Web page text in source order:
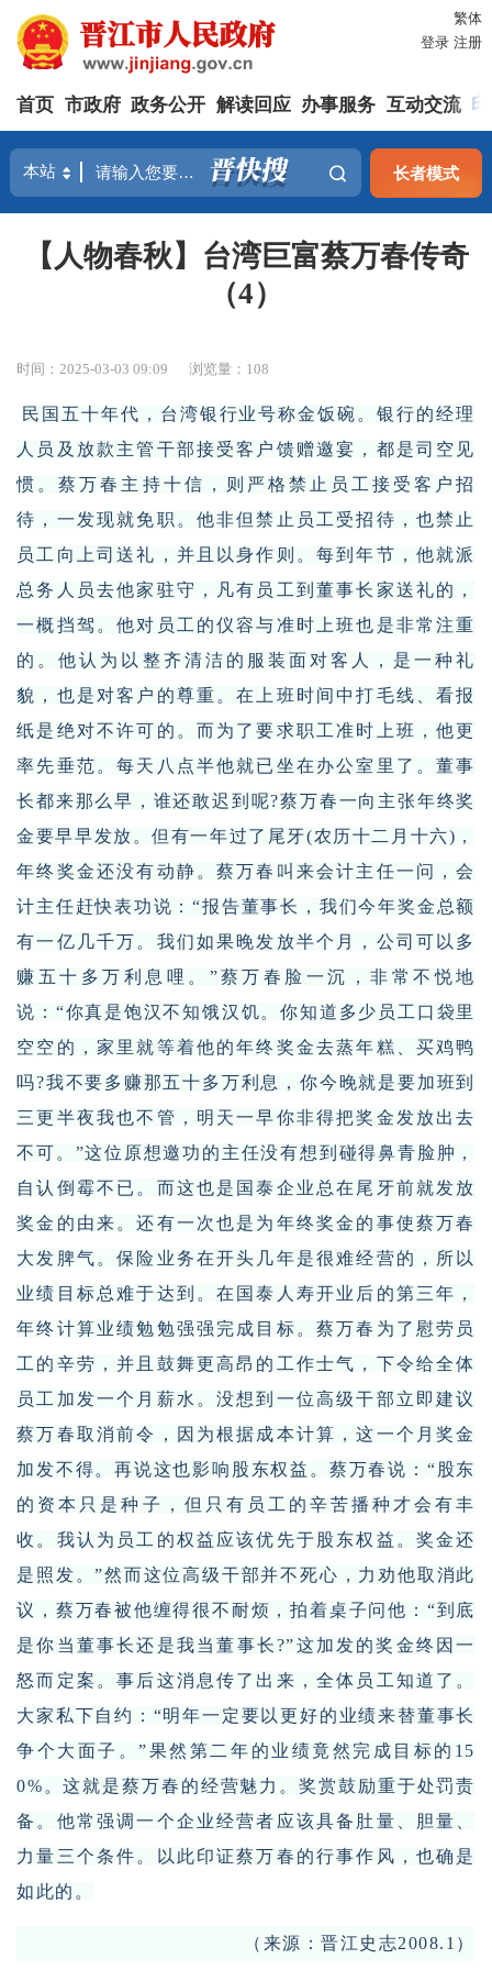
繁体
登录 注册
首页 市政府 政务公开 解读回应 办事服务 互动交流
长者模式
【人物春秋】台湾巨富蔡万春传奇
（4）
时间：2025-03-03 09:09 浏览量： 108
民国五十年代，台湾银行业号称金饭碗。银行的经理
人员及放款主管干部接受客户馈赠邀宴，都是司空见
惯。蔡万春主持十信，则严格禁止员工接受客户招
待，一发现就免职。他非但禁止员工受招待，也禁止
员工向上司送礼，并且以身作则。每到年节，他就派
总务人员去他家驻守，凡有员工到董事长家送礼的，
一概挡驾。他对员工的仪容与准时上班也是非常注重
的。他认为以整齐清洁的服装面对客人，是一种礼
貌，也是对客户的尊重。在上班时间中打毛线、看报
纸是绝对不许可的。而为了要求职工准时上班，他更
率先垂范。每天八点半他就已坐在办公室里了。董事
长都来那么早，谁还敢迟到呢?蔡万春一向主张年终奖
金要早早发放。但有一年过了尾牙(农历十二月十六)，
年终奖金还没有动静。蔡万春叫来会计主任一问，会
计主任赶快表功说：“报告董事长，我们今年奖金总额
有一亿几千万。我们如果晚发放半个月，公司可以多
赚五十多万利息哩。”蔡万春脸一沉，非常不悦地
说：“你真是饱汉不知饿汉饥。你知道多少员工口袋里
空空的，家里就等着他的年终奖金去蒸年糕、买鸡鸭
吗?我不要多赚那五十多万利息，你今晚就是要加班到
三更半夜我也不管，明天一早你非得把奖金发放出去
不可。”这位原想邀功的主任没有想到碰得鼻青脸肿，
自认倒霉不已。而这也是国泰企业总在尾牙前就发放
奖金的由来。还有一次也是为年终奖金的事使蔡万春
大发脾气。保险业务在开头几年是很难经营的，所以
业绩目标总难于达到。在国泰人寿开业后的第三年，
年终计算业绩勉勉强强完成目标。蔡万春为了慰劳员
工的辛劳，并且鼓舞更高昂的工作士气，下令给全体
员工加发一个月薪水。没想到一位高级干部立即建议
蔡万春取消前令，因为根据成本计算，这一个月奖金
加发不得。再说这也影响股东权益。蔡万春说：“股东
的资本只是种子，但只有员工的辛苦播种才会有丰
收。我认为员工的权益应该优先于股东权益。奖金还
是照发。”然而这位高级干部并不死心，力劝他取消此
议，蔡万春被他缠得很不耐烦，拍着桌子问他：“到底
是你当董事长还是我当董事长?”这加发的奖金终因一
怒而定案。事后这消息传了出来，全体员工知道了。
大家私下自约：“明年一定要以更好的业绩来替董事长
争个大面子。”果然第二年的业绩竟然完成目标的15
0%。这就是蔡万春的经营魅力。奖赏鼓励重于处罚责
备。他常强调一个企业经营者应该具备肚量、胆量、
力量三个条件。以此印证蔡万春的行事作风，也确是
如此的。
（来源：晋江史志2008.1）